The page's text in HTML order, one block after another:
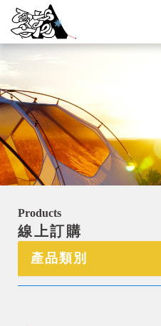
Products
線上訂購
產品類別